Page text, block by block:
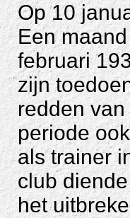
Op 10
Een
februari
zijn
redden
periode
als trainer
club
het